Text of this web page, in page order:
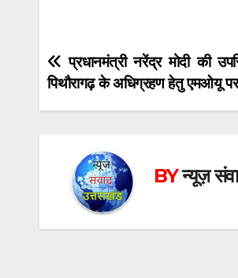
Post
navigation
प्रधानमंत्री नरेंद्र मोदी की
पिथौरागढ़ के अधिग्रहण हेतु एमओयू पर
BYन्यूज़